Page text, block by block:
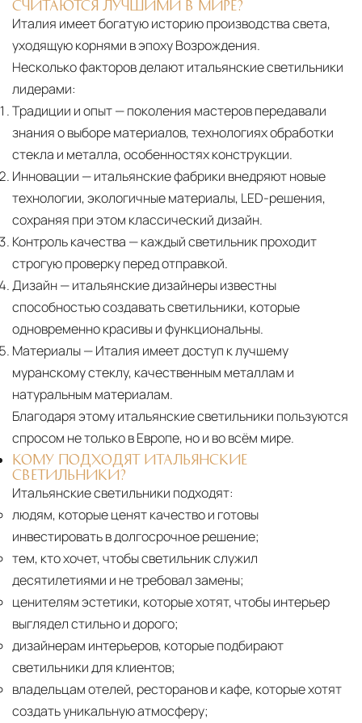
механических повреждений на всех этапах
маршрута.
Страхование грузаВсе международные
поставки застрахованы в соответствии с
международными стандартами. Клиенты могут
выбрать дополнительное страхование для
критичных партий товара.
СЧИТАЮТСЯ ЛУЧШИМИ В МИРЕ?
Италия имеет богатую историю производства света,
уходящую корнями в эпоху Возрождения.
Несколько факторов делают итальянские светильники
лидерами:
Традиции и опыт— поколения мастеров передавали
знания о выборе материалов, технологиях обработки
стекла и металла, особенностях конструкции.
Инновации — итальянские фабрики внедряют новые
технологии, экологичные материалы, LED-решения,
сохраняя при этом классический дизайн.
Контроль качества — каждый светильник проходит
строгую проверку перед отправкой.
Дизайн— итальянские дизайнеры известны
способностью создавать светильники, которые
одновременно красивы и функциональны.
Материалы— Италия имеет доступ к лучшему
муранскому стеклу, качественным металлам и
натуральным материалам.
Благодаря этому итальянские светильники пользуются
спросом не только в Европе, но и во всём мире.
КОМУ ПОДХОДЯТ ИТАЛЬЯНСКИЕ
СВЕТИЛЬНИКИ?
Итальянские светильники подходят:
людям, которые ценят качество и готовы
инвестировать в долгосрочное решение;
тем, кто хочет, чтобы светильник служил
десятилетиями и не требовал замены;
ценителям эстетики, которые хотят, чтобы интерьер
выглядел стильно и дорого;
дизайнерам интерьеров, которые подбирают
светильники для клиентов;
владельцам отелей, ресторанов и кафе, которые хотят
создать уникальную атмосферу;